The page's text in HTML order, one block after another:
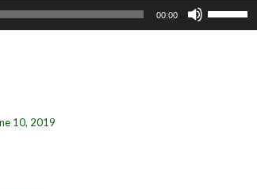
00:00
Use
Up/Down
10, 2019